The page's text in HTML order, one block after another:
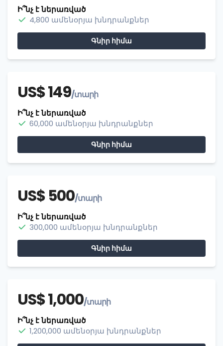
Ի՞նչ է ներառված
4,800 ամենօրյա խնդրանքներ
Գնիր հիմա
US$ 149/տարի
Ի՞նչ է ներառված
60,000 ամենօրյա խնդրանքներ
Գնիր հիմա
US$ 500/տարի
Ի՞նչ է ներառված
300,000 ամենօրյա խնդրանքներ
Գնիր հիմա
US$ 1,000/տարի
Ի՞նչ է ներառված
1,200,000 ամենօրյա խնդրանքներ